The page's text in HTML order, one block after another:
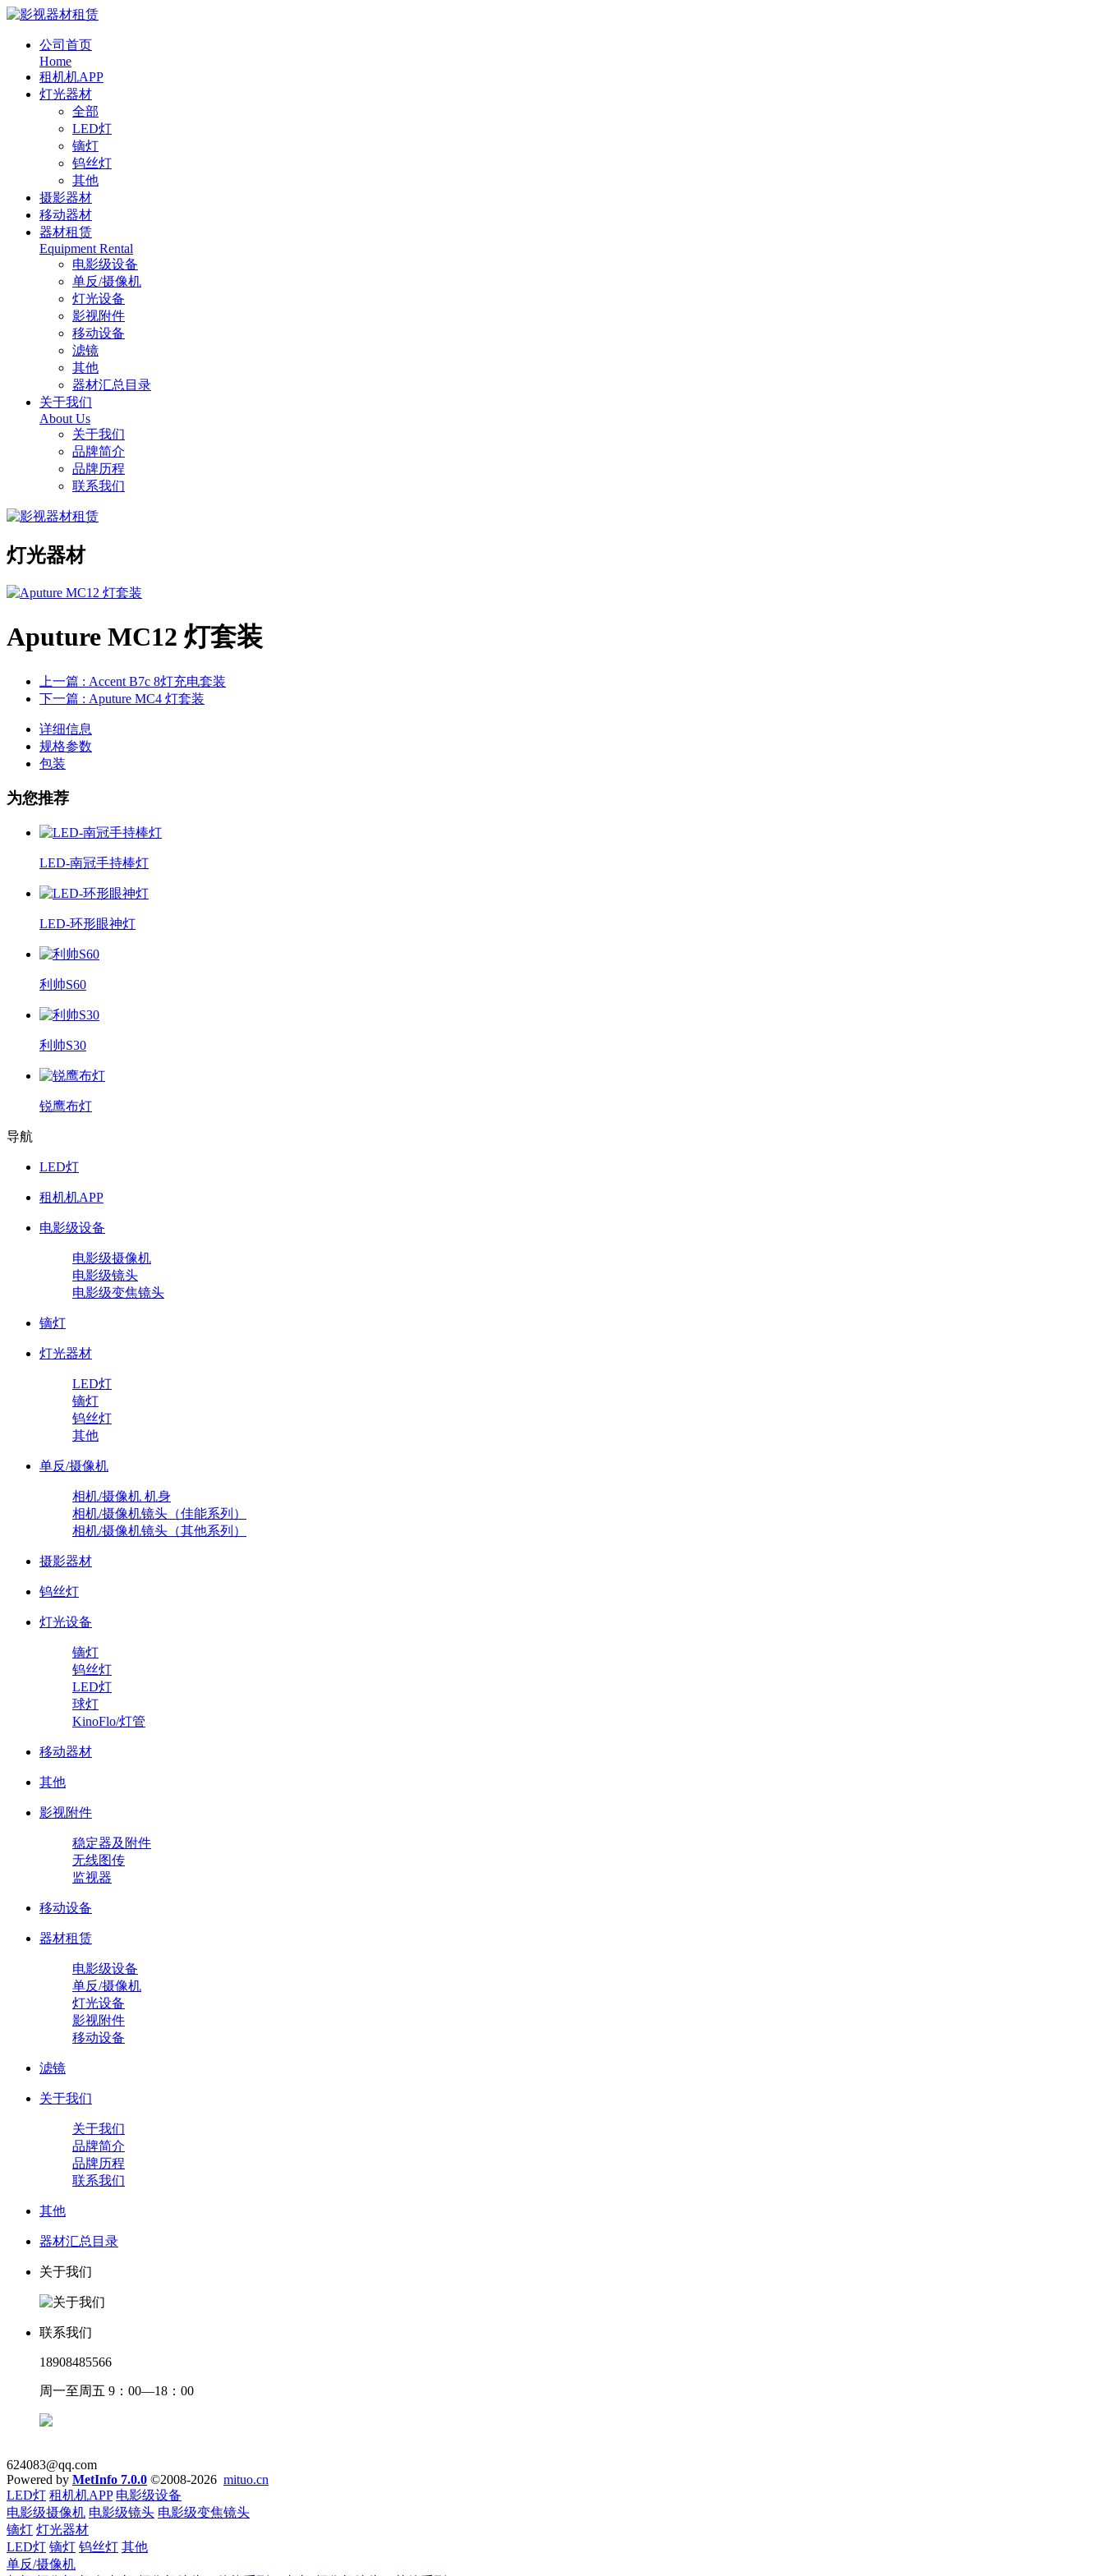
公司首页
Home
租机机APP
灯光器材
全部
LED灯
镝灯
钨丝灯
其他
摄影器材
移动器材
器材租赁
Equipment Rental
电影级设备
单反/摄像机
灯光设备
影视附件
移动设备
滤镜
其他
器材汇总目录
关于我们
About Us
关于我们
品牌简介
品牌历程
联系我们
灯光器材
Aputure MC12 灯套装
上一篇 : Accent B7c 8灯充电套装
下一篇 : Aputure MC4 灯套装
详细信息
规格参数
包装
为您推荐
LED-南冠手持棒灯
LED-环形眼神灯
利帅S60
利帅S30
锐鹰布灯
导航
LED灯
租机机APP
电影级设备
电影级摄像机
电影级镜头
电影级变焦镜头
镝灯
灯光器材
LED灯
镝灯
钨丝灯
其他
单反/摄像机
相机/摄像机 机身
相机/摄像机镜头（佳能系列）
相机/摄像机镜头（其他系列）
摄影器材
钨丝灯
灯光设备
镝灯
钨丝灯
LED灯
球灯
KinoFlo/灯管
移动器材
其他
影视附件
稳定器及附件
无线图传
监视器
移动设备
器材租赁
电影级设备
单反/摄像机
灯光设备
影视附件
移动设备
滤镜
关于我们
关于我们
品牌简介
品牌历程
联系我们
其他
器材汇总目录
关于我们
联系我们
18908485566
周一至周五 9：00—18：00
624083@qq.com
Powered by MetInfo 7.0.0 ©2008-2026 mituo.cn
LED灯 租机机APP 电影级设备
电影级摄像机 电影级镜头 电影级变焦镜头
镝灯 灯光器材
LED灯 镝灯 钨丝灯 其他
单反/摄像机